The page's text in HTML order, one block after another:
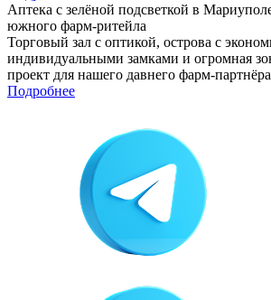
Аптека с зелёной подсветкой в
южного фарм-ритейла
Торговый зал с оптикой, острова с
индивидуальными замками и огромная
проект для нашего давнего фарм-партнёра
Подробнее